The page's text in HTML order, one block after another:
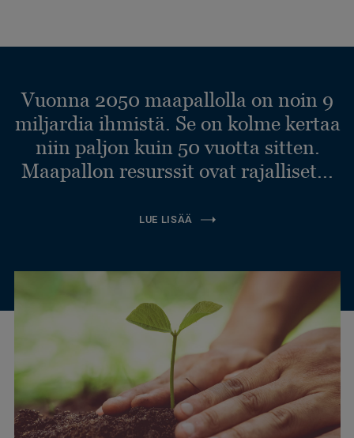
Vuonna 2050 maapallolla on noin 9
miljardia ihmistä. Se on kolme kertaa
niin paljon kuin 50 vuotta sitten.
Maapallon resurssit ovat rajalliset...
LUE LISÄÄ